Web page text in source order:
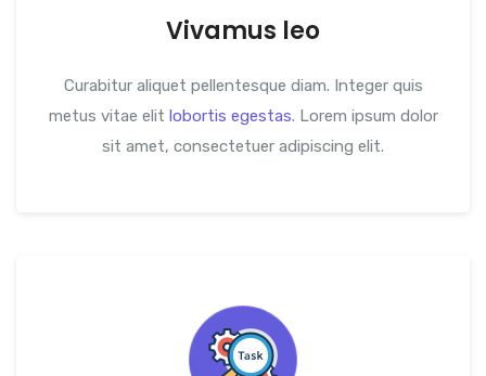
Vivamus leo
Curabitur aliquet pellentesque diam. Integer quis
metus vitae elit lobortis egestas. Lorem ipsum dolor
sit amet, consectetuer adipiscing elit.